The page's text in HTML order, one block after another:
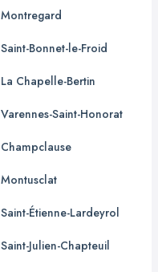
Montregard
Saint-Bonnet-le-Froid
La Chapelle-Bertin
Varennes-Saint-Honorat
Champclause
Montusclat
Saint-Étienne-Lardeyrol
Saint-Julien-Chapteuil